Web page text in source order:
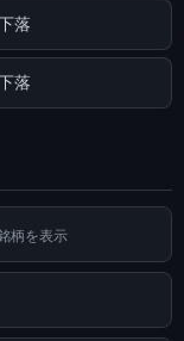
落
落
柄を表示